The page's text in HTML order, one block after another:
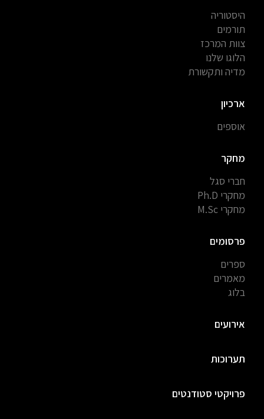
היסטוריה
תורמים
צוות המרכז
הלוגו שלנו
מדיה ותקשורת
ארכיון
אוספים
מחקר
חברי סגל
מחקרי Ph.D
מחקרי M.Sc
פרסומים
ספרים
מאמרים
בלוג
אירועים
תערוכות
פרויקטי סטודנטים